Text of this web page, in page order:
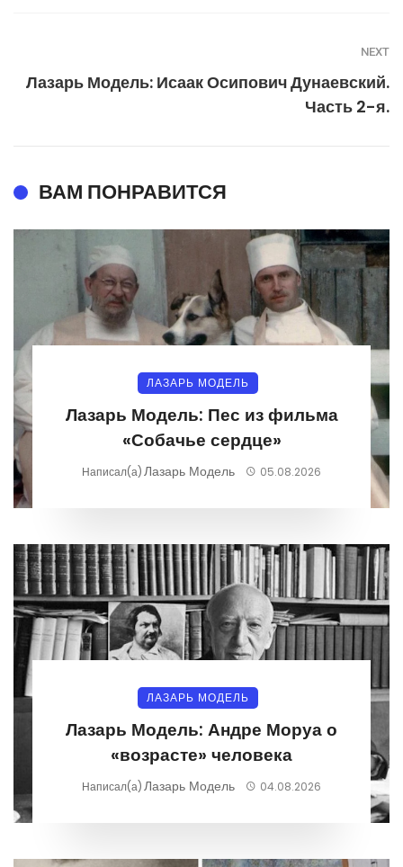
NEXT
Лазарь Модель: Исаак Осипович Дунаевский.
Часть 2-я.
ВАМ ПОНРАВИТСЯ
ЛАЗАРЬ МОДЕЛЬ
Лазарь Модель: Пес из фильма
«Собачье сердце»
Написал(а)Лазарь Модель 05.08.2026
ЛАЗАРЬ МОДЕЛЬ
Лазарь Модель: Андре Моруа о
«возрасте» человека
Написал(а)Лазарь Модель 04.08.2026